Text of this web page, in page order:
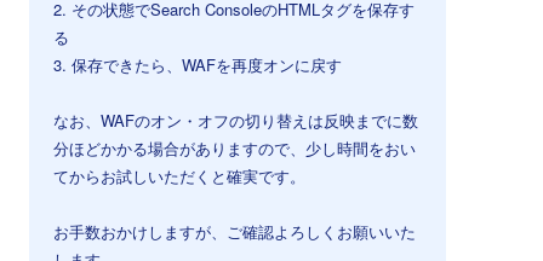
2. その状態でSearch ConsoleのHTMLタグを保存す
る
3. 保存できたら、WAFを再度オンに戻す
なお、WAFのオン・オフの切り替えは反映までに数
分ほどかかる場合がありますので、少し時間をおい
てからお試しいただくと確実です。
お手数おかけしますが、ご確認よろしくお願いいた